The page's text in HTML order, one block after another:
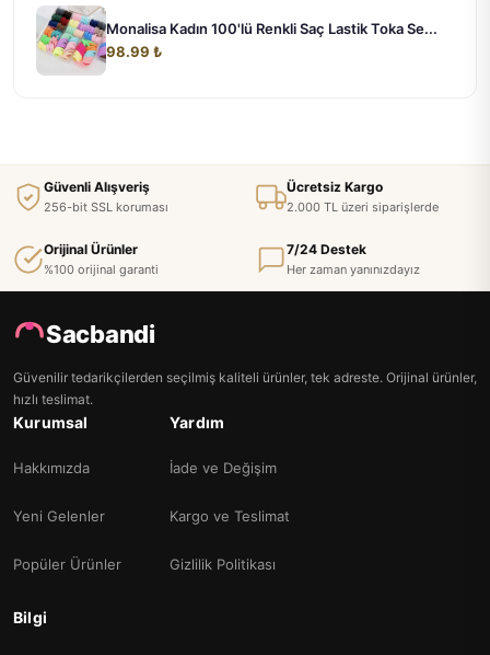
Monalisa Kadın 100'lü Renkli Saç Lastik Toka Se...
98.99 ₺
Güvenli Alışveriş
256-bit SSL koruması
Ücretsiz Kargo
2.000 TL üzeri siparişlerde
Orijinal Ürünler
%100 orijinal garanti
7/24 Destek
Her zaman yanınızdayız
Sacbandi
Güvenilir tedarikçilerden seçilmiş kaliteli ürünler, tek adreste. Orijinal ürünler,
hızlı teslimat.
Kurumsal
Hakkımızda
Yeni Gelenler
Popüler Ürünler
Yardım
İade ve Değişim
Kargo ve Teslimat
Gizlilik Politikası
Bilgi